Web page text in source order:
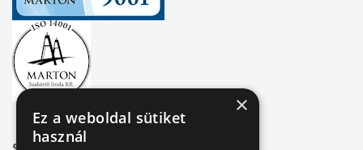
×
Ez a weboldal sütiket
használ